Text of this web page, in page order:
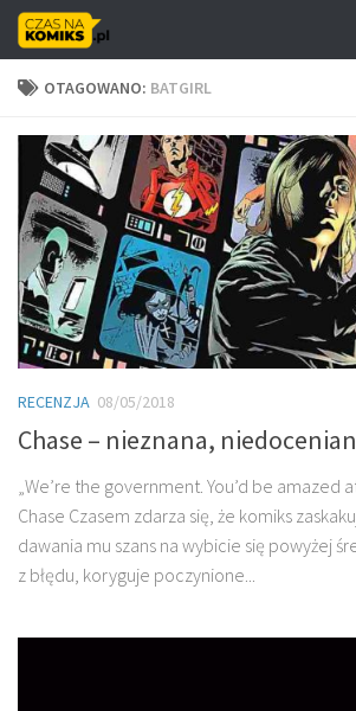
Skip to content
OTAGOWANO: BATGIRL
RECENZJA 08/05/2018
Chase – nieznana,
„We’re the government. You’d be amazed
Chase Czasem zdarza się, że komiks
dawania mu szans na wybicie się powyżej
z błędu, koryguje poczynione...